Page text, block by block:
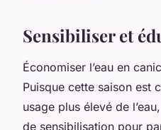
Sensibiliser et
Économiser l’eau en
Puisque cette saison est
usage plus élevé de
de sensibilisation pour